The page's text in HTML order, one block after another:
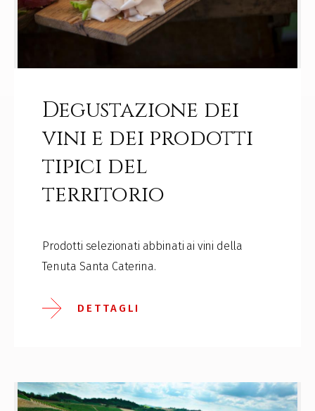
Degustazione dei
vini e dei prodotti
tipici del
territorio
Prodotti selezionati abbinati ai vini della
Tenuta Santa Caterina.
DETTAGLI